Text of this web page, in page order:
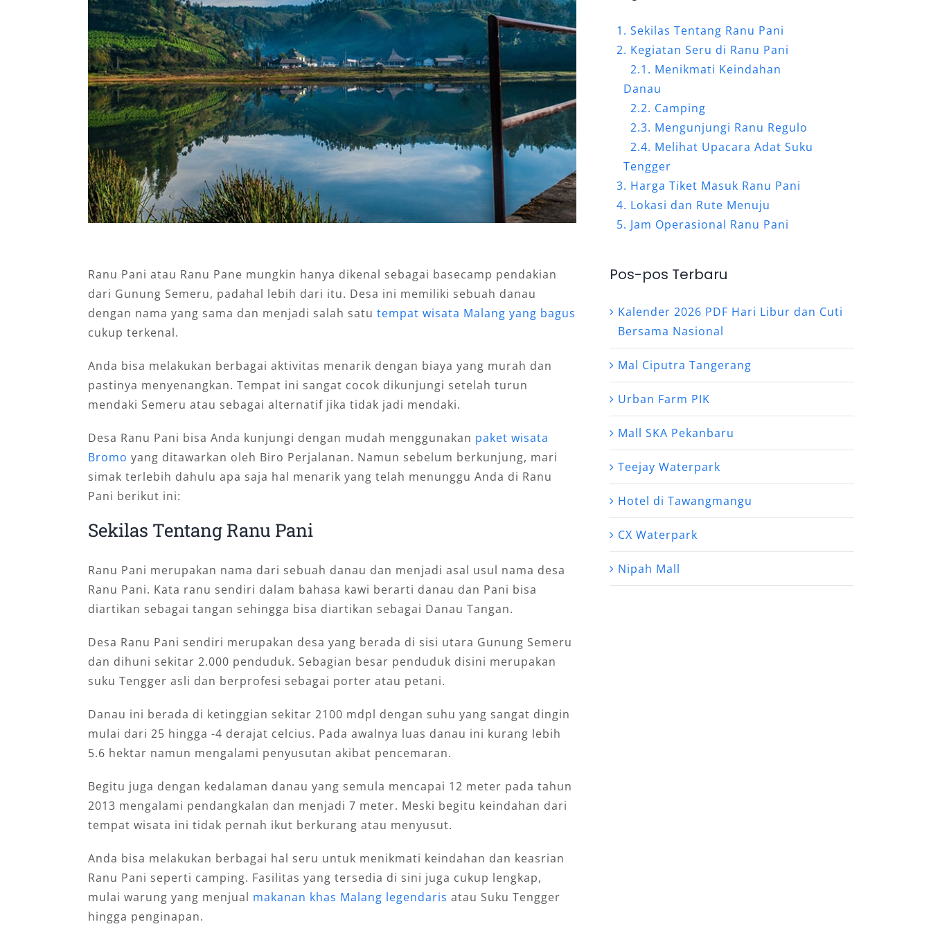
Ranu Pani atau Ranu Pane mungkin hanya dikenal sebagai basecamp pendakian
dari Gunung Semeru, padahal lebih dari itu. Desa ini memiliki sebuah danau
dengan nama yang sama dan menjadi salah satu tempat wisata Malang yang bagus
cukup terkenal.
Anda bisa melakukan berbagai aktivitas menarik dengan biaya yang murah dan
pastinya menyenangkan. Tempat ini sangat cocok dikunjungi setelah turun
mendaki Semeru atau sebagai alternatif jika tidak jadi mendaki.
Desa Ranu Pani bisa Anda kunjungi dengan mudah menggunakan paket wisata
Bromo yang ditawarkan oleh Biro Perjalanan. Namun sebelum berkunjung, mari
simak terlebih dahulu apa saja hal menarik yang telah menunggu Anda di Ranu
Pani berikut ini:
Sekilas Tentang Ranu Pani
Ranu Pani merupakan nama dari sebuah danau dan menjadi asal usul nama desa
Ranu Pani. Kata ranu sendiri dalam bahasa kawi berarti danau dan Pani bisa
diartikan sebagai tangan sehingga bisa diartikan sebagai Danau Tangan.
Desa Ranu Pani sendiri merupakan desa yang berada di sisi utara Gunung Semeru
dan dihuni sekitar 2.000 penduduk. Sebagian besar penduduk disini merupakan
suku Tengger asli dan berprofesi sebagai porter atau petani.
Danau ini berada di ketinggian sekitar 2100 mdpl dengan suhu yang sangat dingin
mulai dari 25 hingga -4 derajat celcius. Pada awalnya luas danau ini kurang lebih
5.6 hektar namun mengalami penyusutan akibat pencemaran.
Begitu juga dengan kedalaman danau yang semula mencapai 12 meter pada tahun
2013 mengalami pendangkalan dan menjadi 7 meter. Meski begitu keindahan dari
tempat wisata ini tidak pernah ikut berkurang atau menyusut.
Anda bisa melakukan berbagai hal seru untuk menikmati keindahan dan keasrian
Ranu Pani seperti camping. Fasilitas yang tersedia di sini juga cukup lengkap,
mulai warung yang menjual makanan khas Malang legendaris atau Suku Tengger
hingga penginapan.
Sekilas Tentang Ranu Pani
Kegiatan Seru di Ranu Pani
Menikmati Keindahan
Danau
Camping
Mengunjungi Ranu Regulo
Melihat Upacara Adat Suku
Tengger
Harga Tiket Masuk Ranu Pani
Lokasi dan Rute Menuju
Jam Operasional Ranu Pani
Pos-pos Terbaru
Kalender 2026 PDF Hari Libur dan Cuti
Bersama Nasional
Mal Ciputra Tangerang
Urban Farm PIK
Mall SKA Pekanbaru
Teejay Waterpark
Hotel di Tawangmangu
CX Waterpark
Nipah Mall